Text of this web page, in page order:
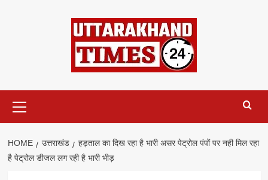
Menu
HOME उत्तराखंड
हड़ताल का दिख रहा है भारी असर पेट्रोल पंपों पर नही मिल रहा
है पेट्रोल डीजल लग रही है भारी भीड़